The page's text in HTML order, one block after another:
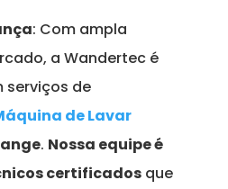
: Com ampla
a Wandertec é
serviços de
de Lavar
. Nossa equipe é
certificadosque